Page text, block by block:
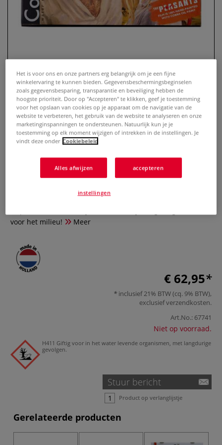
Royal Talens | Cobra Artist
watervermengbare olieverf — 10-
set The Peasants ○ portretten
0 Beoordeling
Deze klassiek olieverf is watervermengbaar. Zo kun je dus
schilderen zonder de ongezonde dampen van terpentijn of
voor het milieu!
Meer
€ 62,95
inclusief 21% BTW (cq. 9% BTW),
exclusiefverzendkosten.
Art.No.: 67741
Niet op voorraad.
H411 Giftig voor in het water levende organismen, met langdurige
gevolgen.
Stuur bericht
Product op verlanglijstje
Gerelateerde producten
Het is voor ons en onze partners erg belangrijk om je een fijne
winkelervaring te kunnen bieden. Gegevensbeschermingsbeginselen
zoals gegevensbesparing, transparantie en beveiliging hebben de
hoogste prioriteit. Door op "Accepteren" te klikken, geef je toestemming
voor het opslaan van cookies op je apparaat om de navigatie van de
website te verbeteren, het gebruik van de website te analyseren en onze
marketinginspanningen te ondersteunen. Natuurlijk kun je je
toestemming op elk moment wijzigen of intrekken in de instellingen. Je
vindt deze onder Cookiebeleid
Alles afwijzen accepteren
instellingen